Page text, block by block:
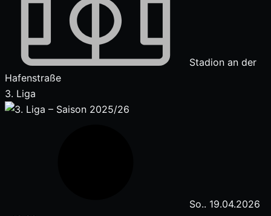
Stadion an der
Hafenstraße
3. Liga
So.. 19.04.2026